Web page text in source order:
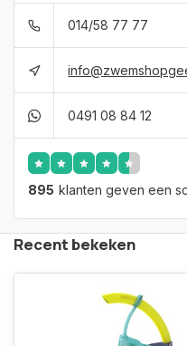
014/58 77 77
0491 08 84 12
895 klanten geven een
Recent bekeken